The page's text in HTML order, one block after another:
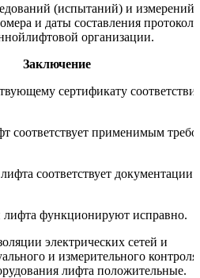
(испытаний) и измерений
и даты составления
организации.
Заключение
сертификату
соответствует применимым
соответствует документации
лифта функционируют исправно.
электрических сетей и
и измерительного контроля
лифта положительные.